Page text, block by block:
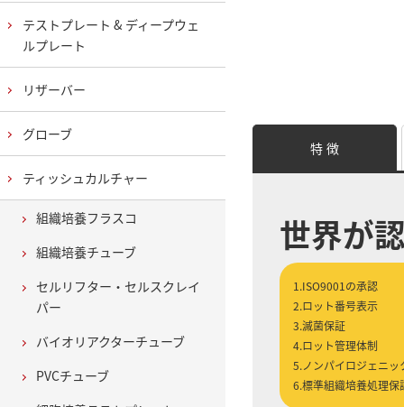
特 徴
世界が
1.ISO9001の承認
2.ロット番号表示
3.滅菌保証
4.ロット管理体制
5.ノンパイロジェニッ
6.標準組織培養処理保
テストプレート & ディープウェ
ルプレート
リザーバー
グローブ
ティッシュカルチャー
組織培養フラスコ
組織培養チューブ
セルリフター・セルスクレイ
パー
バイオリアクターチューブ
PVCチューブ